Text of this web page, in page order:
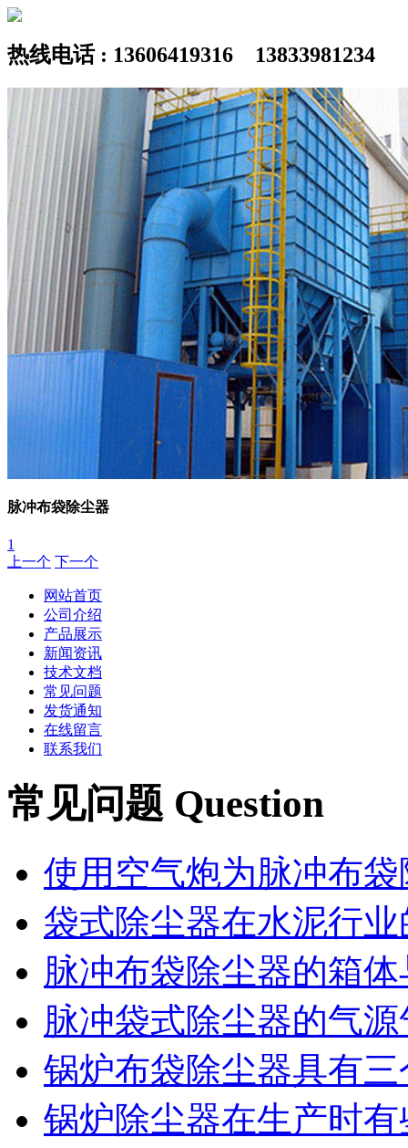
热线电话 : 13606419316 13833981234
脉冲布袋除尘器
1
上一个 下一个
网站首页
公司介绍
产品展示
新闻资讯
技术文档
常见问题
发货通知
在线留言
联系我们
常见问题 Question
使用空气炮为脉冲布
袋式除尘器在水泥行
脉冲布袋除尘器的箱
脉冲袋式除尘器的气
锅炉布袋除尘器具有
锅炉除尘器在生产时